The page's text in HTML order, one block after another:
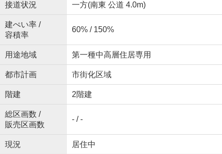
接道状況 一方(南東 公道 4.0m)
建ぺい率 /
容積率
60% / 150%
用途地域 第一種中高層住居専用
都市計画 市街化区域
階建 2階建
総区画数 /
販売区画数
- / -
現況 居住中